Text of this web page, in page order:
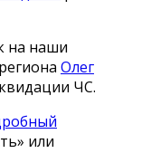
на наши
Олег
ЧС.
или